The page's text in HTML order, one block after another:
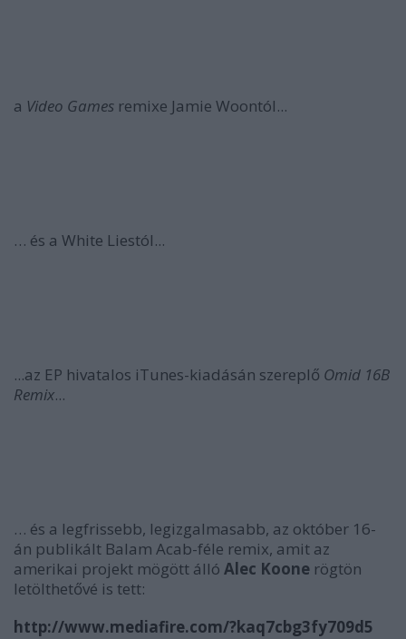
a Video Games remixe Jamie Woontól...
… és a White Liestól...
...az EP hivatalos iTunes-kiadásán szereplő Omid 16B
Remix...
… és a legfrissebb, legizgalmasabb, az október 16-
án publikált Balam Acab-féle remix, amit az
amerikai projekt mögött álló Alec Koone rögtön
letölthetővé is tett:
http://www.mediafire.com/?kaq7cbg3fy709d5